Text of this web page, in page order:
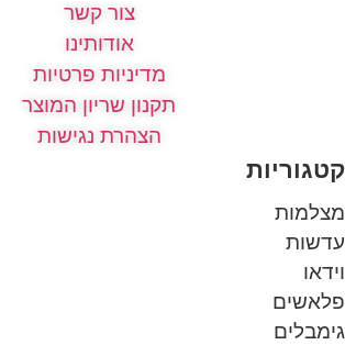
צור קשר
אודותינו
מדיניות פרטיות
תקנון שריון המוצר
הצהרת נגישות
קטגוריות
מצלמות
עדשות
וידאו
פלאשים
גימבלים